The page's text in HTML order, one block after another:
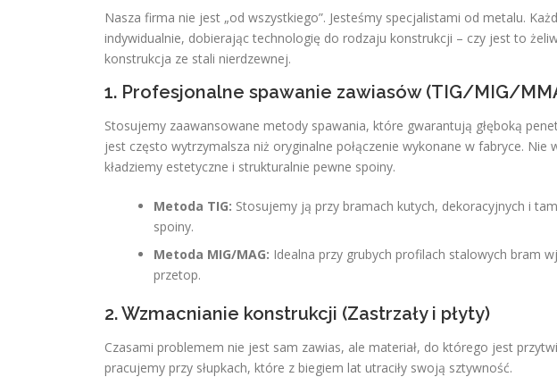
Nasza firma nie jest „od wszystkiego”. Jesteśmy specjalistami od metalu.
indywidualnie, dobierając technologię do rodzaju konstrukcji – czy jest to
konstrukcja ze stali nierdzewnej.
1. Profesjonalne spawanie zawiasów (TIG/MIG/
Stosujemy zaawansowane metody spawania, które gwarantują głęboką
jest często wytrzymalsza niż oryginalne połączenie wykonane w fabryce. Nie
kładziemy estetyczne i strukturalnie pewne spoiny.
Metoda TIG: Stosujemy ją przy bramach kutych, dekoracyjnych i
spoiny.
Metoda MIG/MAG: Idealna przy grubych profilach stalowych bram
przetop.
2. Wzmacnianie konstrukcji (Zastrzały i płyty)
Czasami problemem nie jest sam zawias, ale materiał, do którego jest
pracujemy przy słupkach, które z biegiem lat utraciły swoją sztywność.